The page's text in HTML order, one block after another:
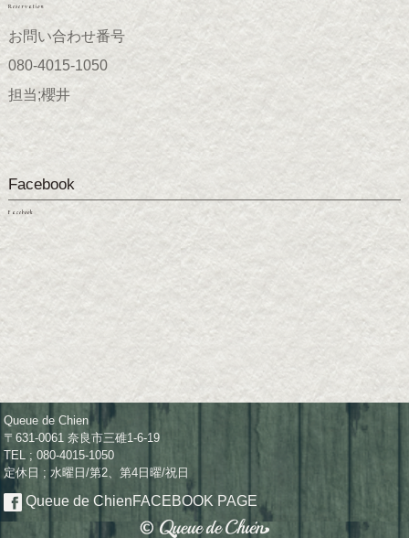
Reservation
お問い合わせ番号
080-4015-1050
担当;櫻井
Facebook
Facebook
Queue de Chien
〒631-0061 奈良市三碓1-6-19
TEL ; 080-4015-1050
定休日 ; 水曜日/第2、第4日曜/祝日
Queue de ChienFACEBOOK PAGE